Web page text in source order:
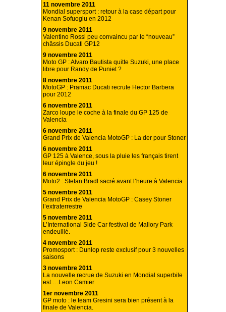
11 novembre 2011
Mondial supersport : retour à la case départ pour
Kenan Sofuoglu en 2012
9 novembre 2011
Valentino Rossi peu convaincu par le “nouveau”
châssis Ducati GP12
9 novembre 2011
Moto GP : Alvaro Bautista quitte Suzuki, une place
libre pour Randy de Puniet ?
8 novembre 2011
MotoGP : Pramac Ducati recrute Hector Barbera
pour 2012
6 novembre 2011
Zarco loupe le coche à la finale du GP 125 de
Valencia
6 novembre 2011
Grand Prix de Valencia MotoGP : La der pour Stoner
6 novembre 2011
GP 125 à Valence, sous la pluie les français tirent
leur épingle du jeu !
6 novembre 2011
Moto2 : Stefan Bradl sacré avant l’heure à Valencia
5 novembre 2011
Grand Prix de Valencia MotoGP : Casey Stoner
l’extraterrestre
5 novembre 2011
L’International Side Car festival de Mallory Park
endeuillé.
4 novembre 2011
Promosport : Dunlop reste exclusif pour 3 nouvelles
saisons
3 novembre 2011
La nouvelle recrue de Suzuki en Mondial superbile
est …Leon Camier
1er novembre 2011
GP moto : le team Gresini sera bien présent à la
finale de Valencia.